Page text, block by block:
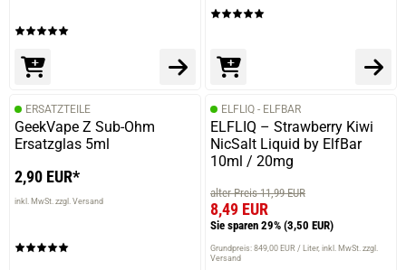
ERSATZTEILE
GeekVape Z Sub-Ohm
Ersatzglas 5ml
2,90 EUR*
inkl. MwSt. zzgl. Versand
ELFLIQ - ELFBAR
ELFLIQ – Strawberry Kiwi
NicSalt Liquid by ElfBar
10ml / 20mg
alter Preis 11,99 EUR
8,49 EUR
Sie sparen 29% (3,50 EUR)
Grundpreis: 849,00 EUR / Liter inkl. MwSt. zzgl.
Versand